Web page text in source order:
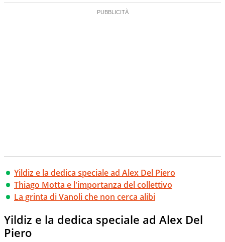
Yildiz e la dedica speciale ad Alex Del Piero
Thiago Motta e l'importanza del collettivo
La grinta di Vanoli che non cerca alibi
Yildiz e la dedica speciale ad Alex Del
Piero